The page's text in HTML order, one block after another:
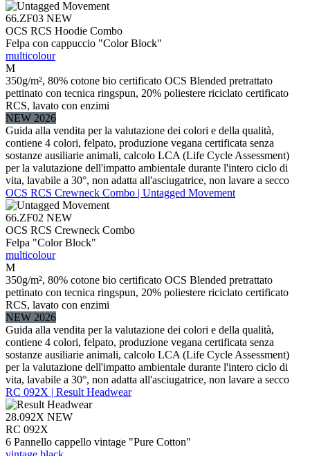
66.ZF03 NEW
OCS RCS Hoodie Combo
Felpa con cappuccio "Color Block"
multicolour
M
350g/m², 80% cotone bio certificato OCS Blended pretrattato
pettinato con tecnica ringspun, 20% poliestere riciclato certificato
RCS, lavato con enzimi
NEW 2026
Guida alla vendita per la valutazione dei colori e della qualità,
contiene 4 colori, felpato, produzione vegana certificata senza
sostanze ausiliarie animali, calcolo LCA (Life Cycle Assessment)
per la valutazione dell'impatto ambientale durante l'intero ciclo di
vita, lavabile a 30°, non adatta all'asciugatrice, non lavare a secco
OCS RCS Crewneck Combo | Untagged Movement
66.ZF02 NEW
OCS RCS Crewneck Combo
Felpa "Color Block"
multicolour
M
350g/m², 80% cotone bio certificato OCS Blended pretrattato
pettinato con tecnica ringspun, 20% poliestere riciclato certificato
RCS, lavato con enzimi
NEW 2026
Guida alla vendita per la valutazione dei colori e della qualità,
contiene 4 colori, felpato, produzione vegana certificata senza
sostanze ausiliarie animali, calcolo LCA (Life Cycle Assessment)
per la valutazione dell'impatto ambientale durante l'intero ciclo di
vita, lavabile a 30°, non adatta all'asciugatrice, non lavare a secco
RC 092X | Result Headwear
28.092X NEW
RC 092X
6 Pannello cappello vintage "Pure Cotton"